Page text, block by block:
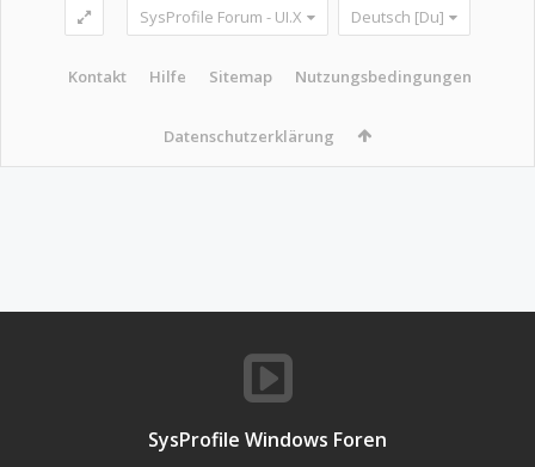
SysProfile Forum - UI.X Deutsch [Du]
Kontakt Hilfe Sitemap Nutzungsbedingungen
Datenschutzerklärung
SysProfile Windows Foren